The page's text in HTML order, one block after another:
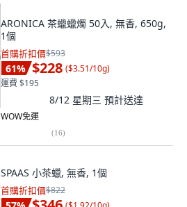
ARONICA 茶蠟蠟燭 50入, 無香, 650g,
1個
首購折扣價$593
61% $228 ($3.51/10g)
運費 $195
8/12 星期三 預計送達
WOW免運
(16)
SPAAS 小茶蠟, 無香, 1個
首購折扣價$822